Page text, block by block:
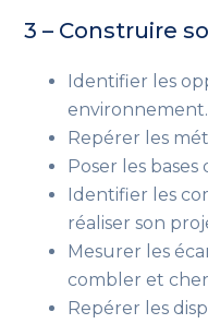
3 – Construire
Identifier les
environnement.
Repérer les
Poser les
Identifier les
réaliser son
Mesurer les
combler et
Repérer les